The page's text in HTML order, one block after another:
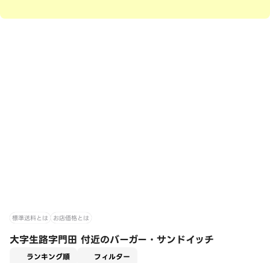
標準送料とは お店価格とは
大字生路字門田 付近のバーガー・サンドイッチ
ランキング順 フィルター